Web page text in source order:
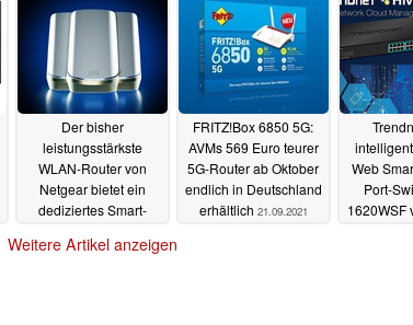
Der bisher
leistungsstärkste
WLAN-Router von
Netgear bietet ein
dediziertes Smart-
12.10.2021
FRITZ!Box 6850 5G:
AVMs 569 Euro teurer
5G-Router ab Oktober
endlich in Deutschland
erhältlich 21.09.2021
Web
Port-
1620WSF
Weitere Artikel anzeigen